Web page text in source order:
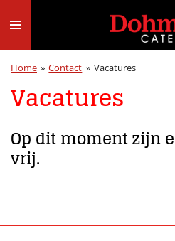
direct
hoofdinhoud
Home » Contact » Vacatures
Vacatures
Op dit moment zijn
vrij.